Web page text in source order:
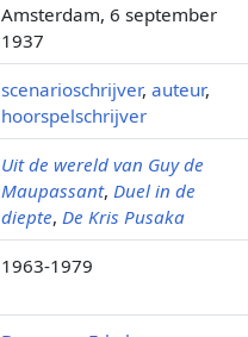
Amsterdam, 6 september
1937
scenarioschrijver, auteur,
hoorspelschrijver
Uit de wereld van Guy de
Maupassant, Duel in de
diepte, De Kris Pusaka
1963-1979